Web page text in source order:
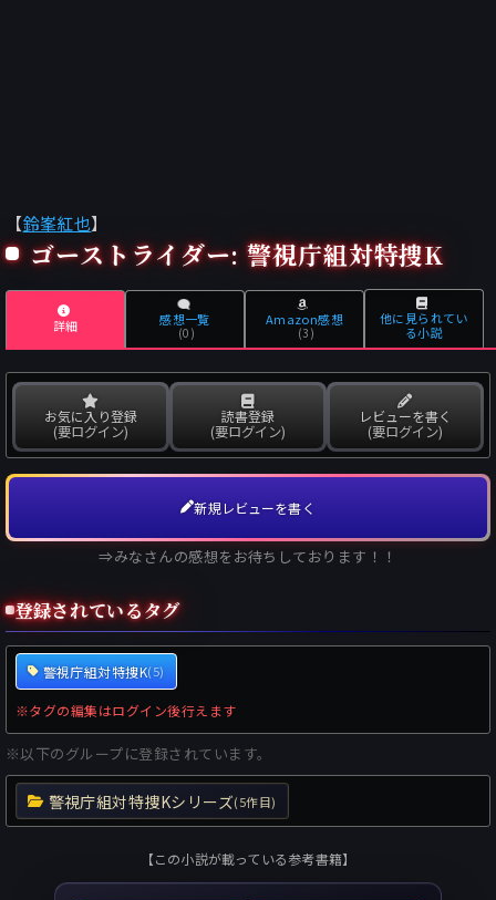
【鈴峯紅也】
ゴーストライダー: 警視庁組対特捜K
詳細 感想一覧
(0)
Amazon感想
(3)
他に見られてい
る小説
お気に入り登録
(要ログイン)
読書登録
(要ログイン)
レビューを書く
(要ログイン)
新規レビューを書く
⇒みなさんの感想をお待ちしております！！
登録されているタグ
警視庁組対特捜K(5)
※タグの編集はログイン後行えます
※以下のグループに登録されています。
警視庁組対特捜Kシリーズ(5作目)
【この小説が載っている参考書籍】